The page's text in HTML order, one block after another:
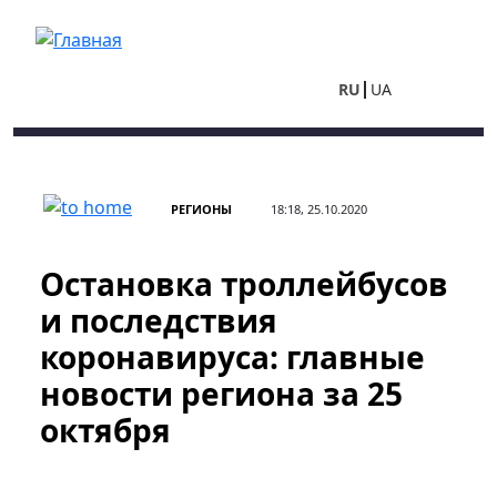
RU UA
РЕГИОНЫ 18:18, 25.10.2020
Остановка троллейбусов
и последствия
коронавируса: главные
новости региона за 25
октября